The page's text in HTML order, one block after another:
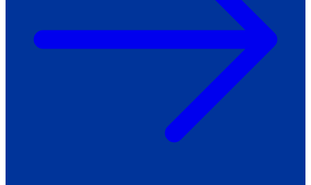
Репортажі спеціальних та
інклюзивних начальних закладів
України
Як приклад стійкості спільноти
Говоримо коротко про наболіле
Міжнародний тиждень глухих людей
Всеукраїнський челендж «Молодь
співає»